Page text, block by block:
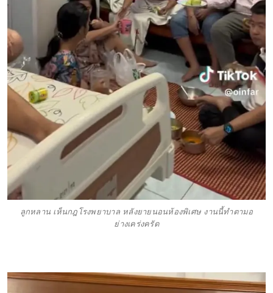
ลูกหลาน เห็นกฎโรงพยาบาล หลังยายนอนห้องพิเศษ งานนี้ทำตามอ
ย่างเคร่งครัด